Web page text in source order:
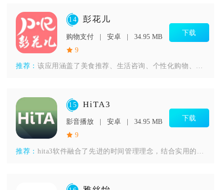
14 彭花儿
购物支付 安卓
34.95 MB
9
下载
推荐：该应用涵盖了美食推荐、生活咨询、个性化购物、线下活动等多种功
15 HiTA3
影音播放 安卓
34.95 MB
9
下载
推荐：hita3软件融合了先进的时间管理理念，结合实用的功能设计，